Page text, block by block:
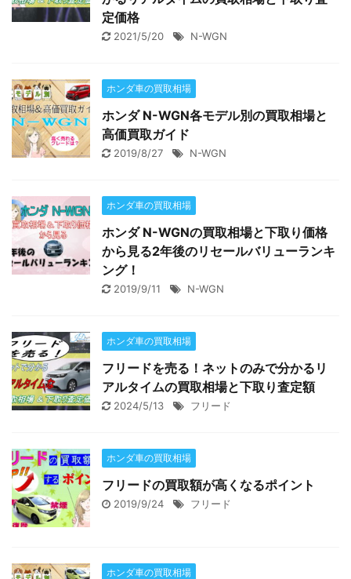
定価格
2021/5/20 N-WGN
ホンダ車の買取相場
ホンダ N-WGN各モデル別の買取相場と
高価買取ガイド
2019/8/27 N-WGN
ホンダ車の買取相場
ホンダ N-WGNの買取相場と下取り価格
から見る2年後のリセールバリューランキ
ング！
2019/9/11 N-WGN
ホンダ車の買取相場
フリードを売る！ネットのみで分かるリ
アルタイムの買取相場と下取り査定額
2024/5/13 フリード
ホンダ車の買取相場
フリードの買取額が高くなるポイント
2019/9/24 フリード
ホンダ車の買取相場